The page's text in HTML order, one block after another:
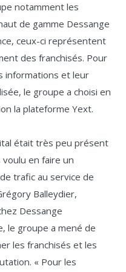
notamment les
de gamme Dessange
ceux-ci représentent
des franchisés. Pour
informations et leur
le groupe a choisi en
la plateforme Yext.
était très peu présent
en faire un
trafic au service de
Balleydier,
Dessange
le groupe a mené de
les franchisés et les
« Pour les